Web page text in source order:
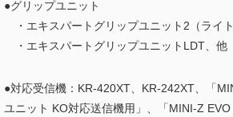
●グリップユニット
・エキスパートグリップユニット2（ライト
・エキスパートグリップユニットLDT、他
●対応受信機：KR-420XT、KR-242XT、「
ユニット KO対応送信機用」、「MINI-Z